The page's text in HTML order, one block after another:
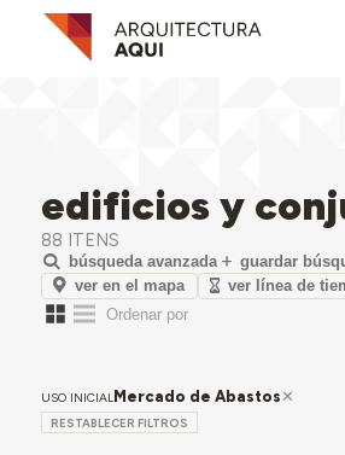
edificios y
88 ITENS
búsqueda avanzada
guardar
ver en el mapa
ver línea de
USO INICIALMercado de Abastos
RESTABLECER FILTROS